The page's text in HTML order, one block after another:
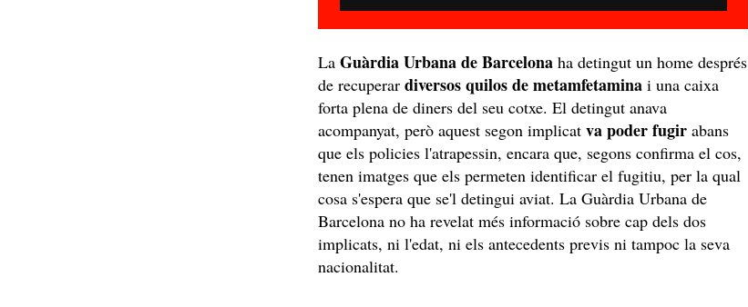
LaGuàrdia Urbana de Barcelona ha detingut un home després
de recuperardiversos quilos de metamfetamina i una caixa
forta plena de diners del seu cotxe. El detingut anava
acompanyat, però aquest segon implicatva poder fugir abans
que els policies l'atrapessin, encara que, segons confirma el cos,
tenen imatges que els permeten identificar el fugitiu, per la qual
cosa s'espera que se'l detingui aviat. La Guàrdia Urbana de
Barcelona no ha revelat més informació sobre cap dels dos
implicats, ni l'edat, ni els antecedents previs ni tampoc la seva
nacionalitat.